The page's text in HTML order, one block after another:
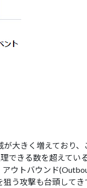
大きく増えており
できる数を超えてい
ウトバウンド
う攻撃も台頭して